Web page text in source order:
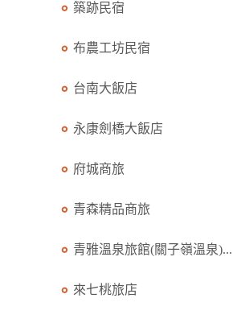
築跡民宿
布農工坊民宿
台南大飯店
永康劍橋大飯店
府城商旅
青森精品商旅
青雅溫泉旅館(關子嶺溫泉)...
來七桃旅店